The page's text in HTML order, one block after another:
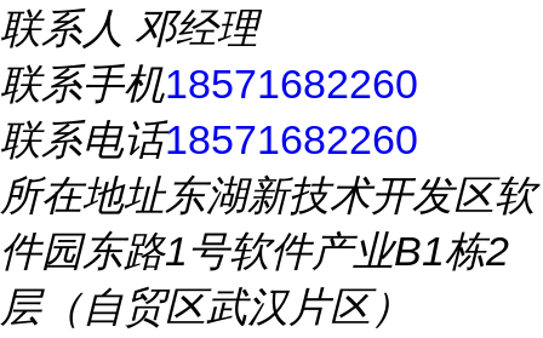
联系人 邓经理
联系手机18571682260
联系电话18571682260
所在地址东湖新技术开发区软
件园东路1号软件产业B1栋2
层（自贸区武汉片区）